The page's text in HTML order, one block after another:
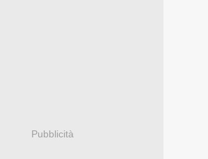
Pubblicità